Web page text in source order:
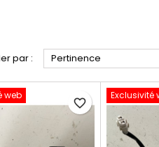
par : Pertinence
web
favorite_border
Exclusivité